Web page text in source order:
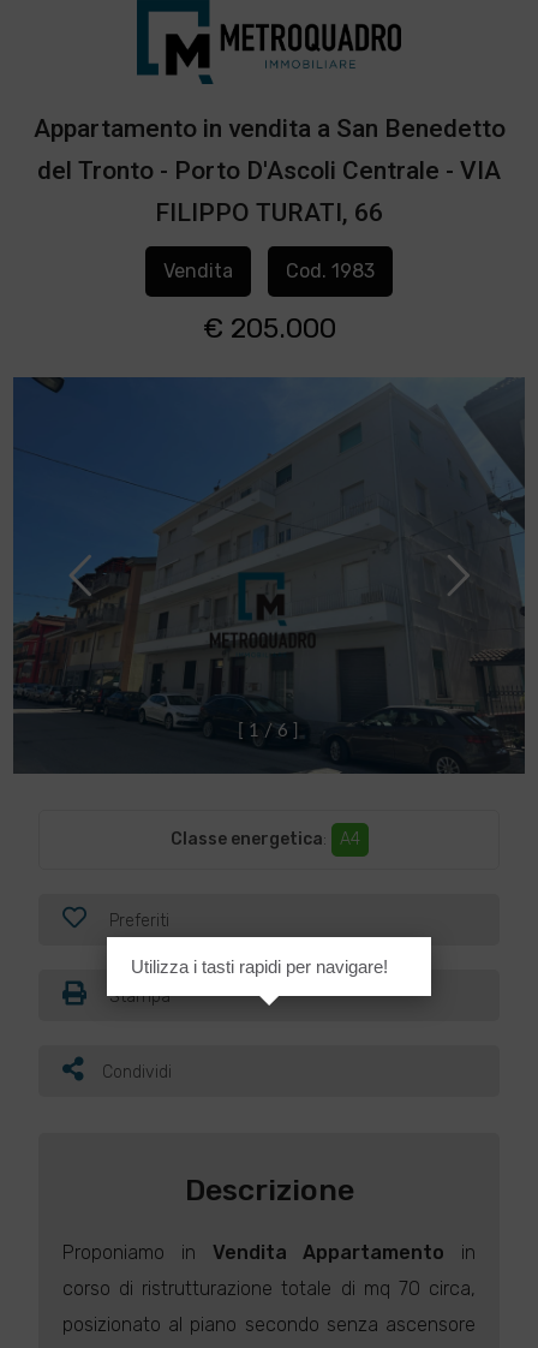
Appartamento in vendita a San Benedetto
del Tronto - Porto D'Ascoli Centrale - VIA
FILIPPO TURATI, 66
Vendita Cod. 1983
€ 205.000
1 / 6
Classe energetica: A4
Preferiti
Stampa
Condividi
Descrizione
Proponiamo in Vendita Appartamento in
corso di ristrutturazione totale di mq 70 circa,
posizionato al piano secondo senza ascensore
Utilizza i tasti rapidi per navigare!